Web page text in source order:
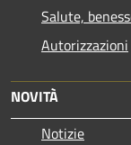
Salute,
Autorizzazioni
NOVITÀ
Notizie